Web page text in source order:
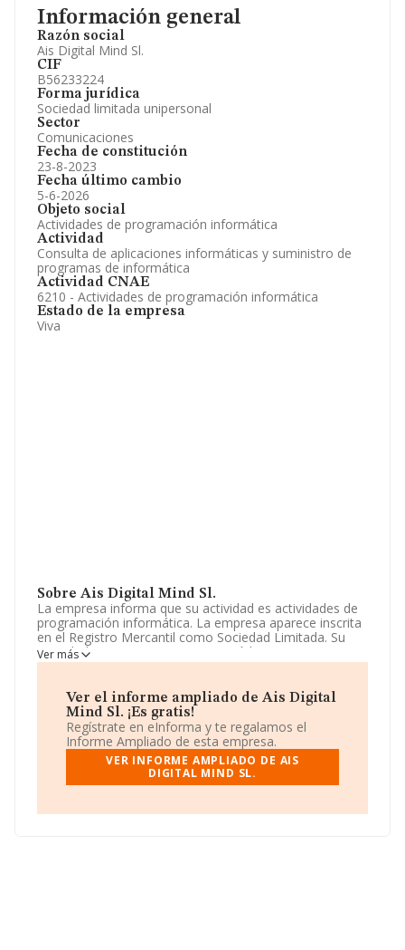
Información general
Razón social
Ais Digital Mind Sl.
CIF
B56233224
Forma jurídica
Sociedad limitada unipersonal
Sector
Comunicaciones
Fecha de constitución
23-8-2023
Fecha último cambio
5-6-2026
Objeto social
Actividades de programación informática
Actividad
Consulta de aplicaciones informáticas y suministro de
programas de informática
Actividad CNAE
6210 - Actividades de programación informática
Estado de la empresa
Viva
Sobre Ais Digital Mind Sl.
La empresa informa que su actividad es actividades de
programación informática. La empresa aparece inscrita
en el Registro Mercantil como Sociedad Limitada. Su
actividad CNAE es '%cnae%' con código 6210. La
empresa no tiene actividad en mercados exteriores.
La empresa española Ais Digital Mind S.L,
B56233224, se encuentra en Calle Puentelarra núm. 7
Esc 2 7 C, (28031), Madrid, Madrid.
En base a la información de la que dispone INFORMA
sobre 23.195 compañías, a nivel nacional la facturación
asciende a 12.202 millones de euros y la media entre
relación con la información de la provincia de Madrid, en
Ver más
Ver el informe ampliado de Ais Digital
Mind Sl. ¡Es gratis!
Regístrate en eInforma y te regalamos el
Informe Ampliado de esta empresa.
VER INFORME AMPLIADO DE AIS
DIGITAL MIND SL.
Información oficial y registral complementaria.